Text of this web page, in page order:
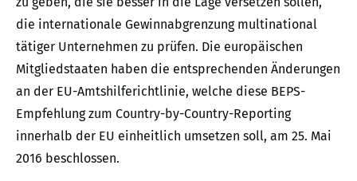
die internationale Gewinnabgrenzung multinational
tätiger Unternehmen zu prüfen. Die europäischen
Mitgliedstaaten haben die entsprechenden Änderungen
an der EU-Amtshilferichtlinie, welche diese BEPS-
Empfehlung zum Country-by-Country-Reporting
innerhalb der EU einheitlich umsetzen soll, am 25. Mai
2016 beschlossen.